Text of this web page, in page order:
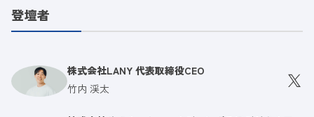
登壇者
株式会社LANY 代表取締役CEO
竹内 渓太